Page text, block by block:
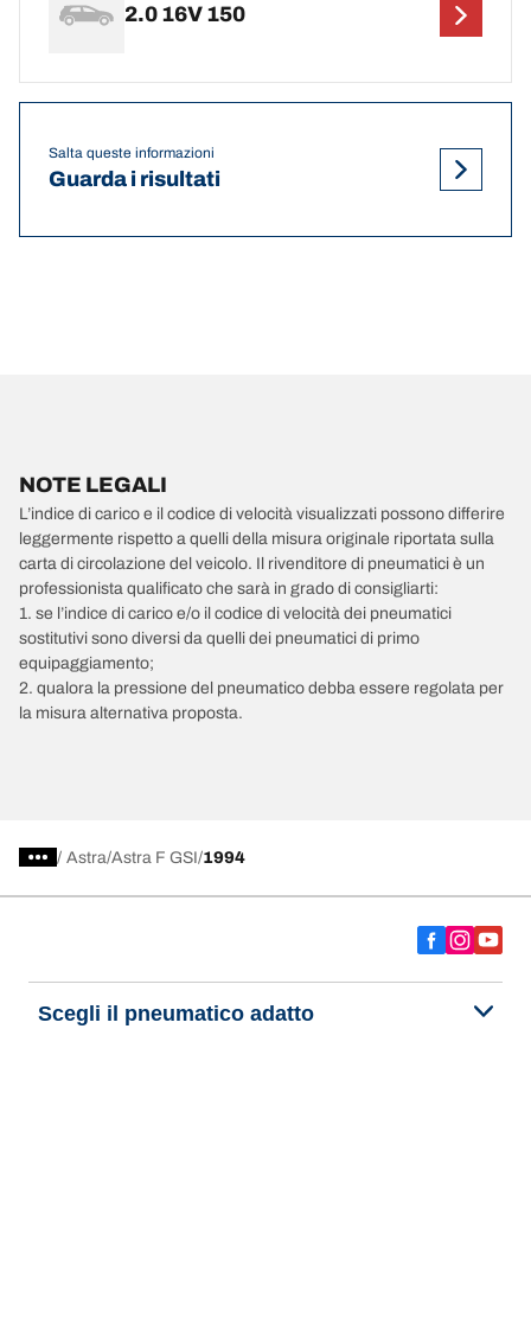
2.0 16V 150
Salta queste informazioni
Guarda i risultati
NOTE LEGALI
L’indice di carico e il codice di velocità visualizzati possono differire
leggermente rispetto a quelli della misura originale riportata sulla
carta di circolazione del veicolo. Il rivenditore di pneumatici è un
professionista qualificato che sarà in grado di consigliarti:
1. se l’indice di carico e/o il codice di velocità dei pneumatici
sostitutivi sono diversi da quelli dei pneumatici di primo
equipaggiamento;
2. qualora la pressione del pneumatico debba essere regolata per
la misura alternativa proposta.
/ Astra Astra F GSI 1994
Scegli il pneumatico adatto